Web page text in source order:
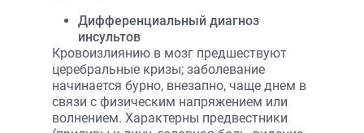
Дифференциальный диагноз
инсультов
Кровоизлиянию в мозг предшествуют
церебральные кризы; заболевание
начинается бурно, внезапно, чаще днем в
связи с физическим напряжением или
волнением. Характерны предвестники